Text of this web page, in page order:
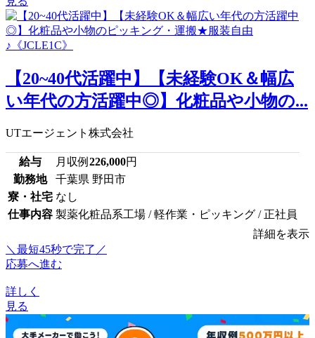
【20~40代活躍中】【未経験OK＆幅広
い年代の方活躍中◎】化粧品や小物の...
UTエージェント株式会社
給与 月収例 226,000円
勤務地
千葉県 野田市
寮・社宅 なし
仕事内容 製薬化粧品系工場 / 軽作業・ピッキング / 正社員
詳細を表示
＼最短45秒で完了／
応募へ進む
詳しく
見る